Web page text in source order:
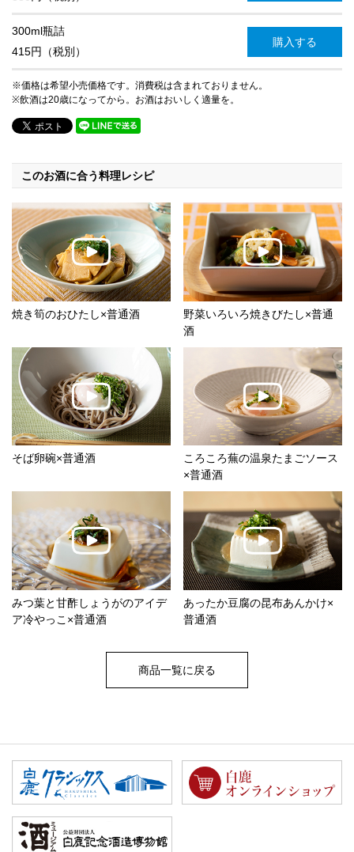
300ml瓶詰
415円（税別）
購入する
※価格は希望小売価格です。消費税は含まれておりません。
※飲酒は20歳になってから。お酒はおいしく適量を。
このお酒に合う料理レシピ
焼き筍のおひたし×普通酒
野菜いろいろ焼きびたし×普通
酒
そば卵碗×普通酒
ころころ蕪の温泉たまごソース
×普通酒
みつ葉と甘酢しょうがのアイデ
ア冷やっこ×普通酒
あったか豆腐の昆布あんかけ×
普通酒
商品一覧に戻る